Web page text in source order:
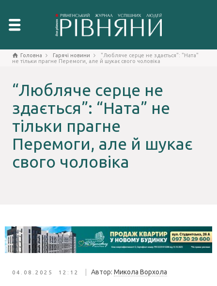
Головна Гарячі новини
"Любляче серце не здається": "Ната"
не тільки прагне Перемоги, але й шукає свого чоловіка
“Любляче серце не
здається”: “Ната” не
тільки прагне
Перемоги, але й шукає
свого чоловіка
04.08.2025 12:12 Автор: Микола Ворхола